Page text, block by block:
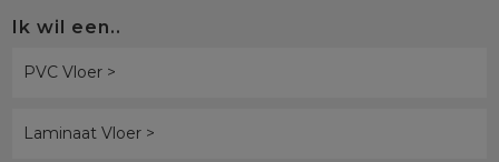
Ik wil een..
PVC Vloer >
Laminaat Vloer >